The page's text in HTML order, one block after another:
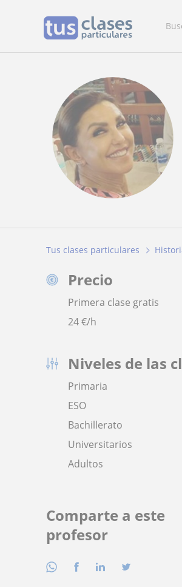
Tus clases particulares
Precio
Primera clase gratis
24€/h
Niveles de las
Primaria
ESO
Bachillerato
Universitarios
Adultos
Comparte a este
profesor